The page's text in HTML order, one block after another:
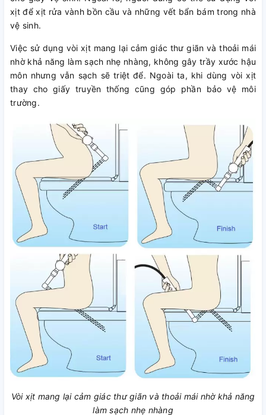
xịt để xịt rửa vành bồn cầu và những vết bẩn bám trong nhà
vệ sinh.
Việc sử dụng vòi xịt mang lại cảm giác thư giãn và thoải mái
nhờ khả năng làm sạch nhẹ nhàng, không gây trầy xước hậu
môn nhưng vẫn sạch sẽ triệt để. Ngoài ta, khi dùng vòi xịt
thay cho giấy truyền thống cũng góp phần bảo vệ môi
trường.
Vòi xịt mang lại cảm giác thư giãn và thoải mái nhờ khả năng
làm sạch nhẹ nhàng